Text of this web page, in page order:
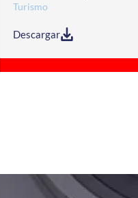
Turismo
Descargar